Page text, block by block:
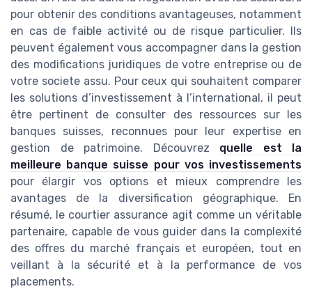
pour obtenir des conditions avantageuses, notamment
en cas de faible activité ou de risque particulier. Ils
peuvent également vous accompagner dans la gestion
des modifications juridiques de votre entreprise ou de
votre societe assu. Pour ceux qui souhaitent comparer
les solutions d’investissement à l’international, il peut
être pertinent de consulter des ressources sur les
banques suisses, reconnues pour leur expertise en
gestion de patrimoine. Découvrez quelle est la
meilleure banque suisse pour vos investissements
pour élargir vos options et mieux comprendre les
avantages de la diversification géographique. En
résumé, le courtier assurance agit comme un véritable
partenaire, capable de vous guider dans la complexité
des offres du marché français et européen, tout en
veillant à la sécurité et à la performance de vos
placements.